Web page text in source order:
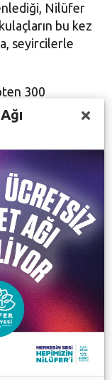
Nilüfer
bu kez
seyircilerle
300
tribünler
iki gün
mücadelesi,
9 yaş
seanslarını
olarak
Olimpik Sporlar
turnuvada,
Kulübü, 11 yaş
Spor
ve
Yardımcısı Dr.